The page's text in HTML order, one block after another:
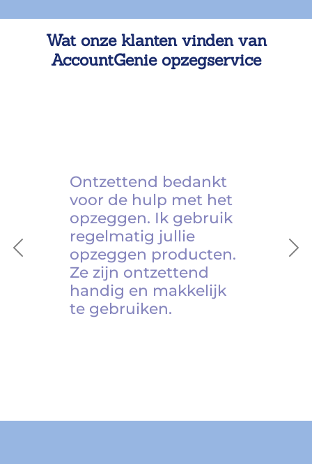
Wat onze klanten vinden van
AccountGenie opzegservice
Previous
Ontzettend bedankt
voor de hulp met het
opzeggen. Ik gebruik
regelmatig jullie
opzeggen producten.
Ze zijn ontzettend
handig en makkelijk
te gebruiken.